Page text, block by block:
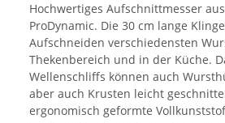
Hochwertiges Aufschnittmesser
ProDynamic. Die 30 cm lange
Aufschneiden verschiedensten
Thekenbereich und in der Küche.
Wellenschliffs können auch
aber auch Krusten leicht
ergonomisch geformte